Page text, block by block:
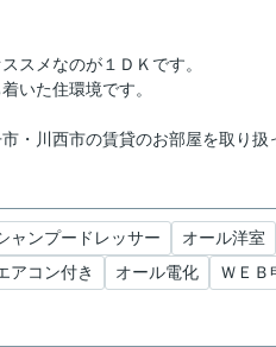
スメなのが１ＤＫです。
いた住環境です。
・川西市の賃貸のお部屋を取り扱
ャンプードレッサー オール洋室
アコン付き オール電化 ＷＥＢ